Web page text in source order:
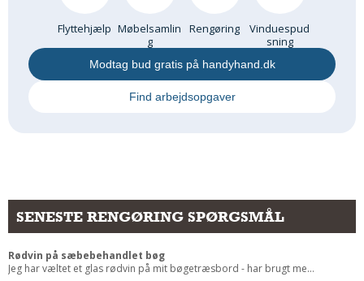
Flyttehjælp Møbelsamlin
g
Rengøring
Vinduespud
sning
Modtag bud gratis på handyhand.dk
Find arbejdsopgaver
SENESTE RENGØRING SPØRGSMÅL
Rødvin på sæbebehandlet bøg
Jeg har væltet et glas rødvin på mit bøgetræsbord - har brugt me...